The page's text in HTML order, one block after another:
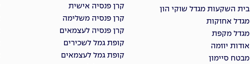
בית השקעות מגדל שוקי הון
מגדל אחזקות
מגדל מקפת
אודות יוזמה
מבטח סיימון
קרן פנסיה אישית
קרן פנסיה משלימה
קרן פנסיה לעצמאים
קופת גמל לשכירים
קופת גמל לעצמאים